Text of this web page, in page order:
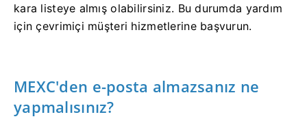
kara listeye almış olabilirsiniz. Bu durumda yardım
için çevrimiçi müşteri hizmetlerine başvurun.
MEXC'den e-posta almazsanız ne
yapmalısınız?